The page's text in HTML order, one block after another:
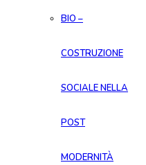
BIO –
COSTRUZIONE
SOCIALE NELLA
POST
MODERNITÀ